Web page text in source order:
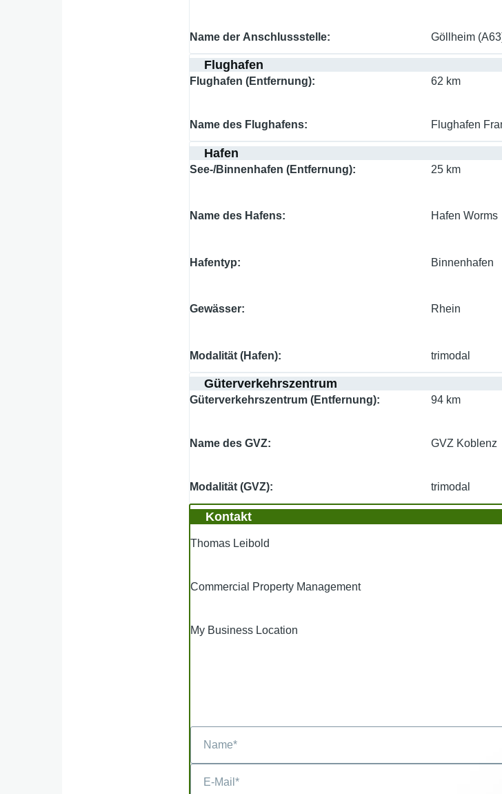
Name der Anschlussstelle Göllheim
Flughafen
Flughafen (Entfernung) 62 km
Name des Flughafens Flughafen
Hafen
See-/Binnenhafen (Entfernung) 25 km
Name des Hafens Hafen Worms
Hafentyp Binnenhafen
Gewässer Rhein
Modalität (Hafen) trimodal
Güterverkehrszentrum
Güterverkehrszentrum (Entfernung) 94 km
Name des GVZ GVZ Koblenz
Modalität (GVZ) trimodal
Kontakt
Thomas Leibold
Commercial Property Management
My Business Location